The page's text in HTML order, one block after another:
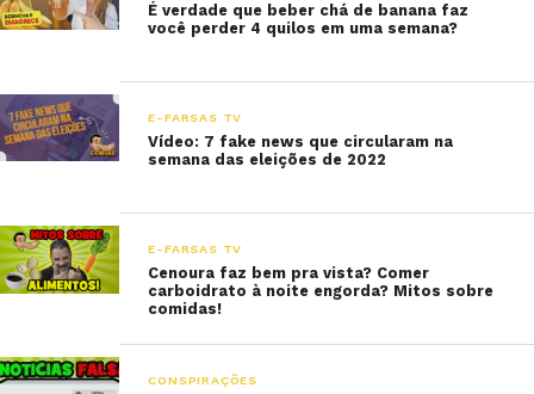
É verdade que beber chá de banana faz
você perder 4 quilos em uma semana?
E-FARSAS TV
Vídeo: 7 fake news que circularam na
semana das eleições de 2022
E-FARSAS TV
Cenoura faz bem pra vista? Comer
carboidrato à noite engorda? Mitos sobre
comidas!
CONSPIRAÇÕES